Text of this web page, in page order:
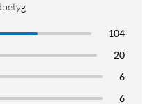
104
20
6
6